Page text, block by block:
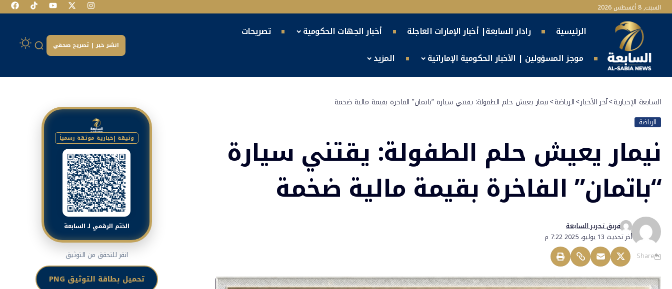
السبت, 8 أغسطس 2026
الرئيسية رادار السابعة| أخبار الإمارات العاجلة أخبار الجهات الحكومية
تصريحات
موجز المسؤولين | الأخبار الحكومية الإماراتية
المزيد
انشر خبر | تصريح صحفي
السابعة الإخبارية>آخر الأخبار>الرياضة>نيمار يعيش حلم الطفولة: يقتني سيارة “باتمان” الفاخرة بقيمة مالية ضخمة
الرياضة
نيمار يعيش حلم الطفولة: يقتني سيارة
“باتمان” الفاخرة بقيمة مالية ضخمة
أخر تحديث 13 يوليو، 2025 7:22 م
فريق تحرير السابعة
Share
وثيقة إخبارية موثقة رسمياً
الختم الرقمي لـ السابعة
انقر للتحقق من التوثيق
تحميل بطاقة التوثيق PNG